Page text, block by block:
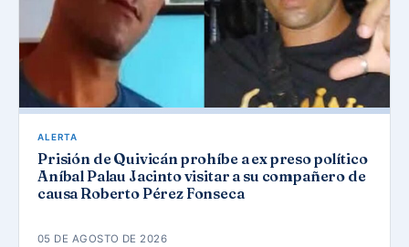
ALERTA
Prisión de Quivicán prohíbe a ex preso político
Aníbal Palau Jacinto visitar a su compañero de
causa Roberto Pérez Fonseca
05 DE AGOSTO DE 2026